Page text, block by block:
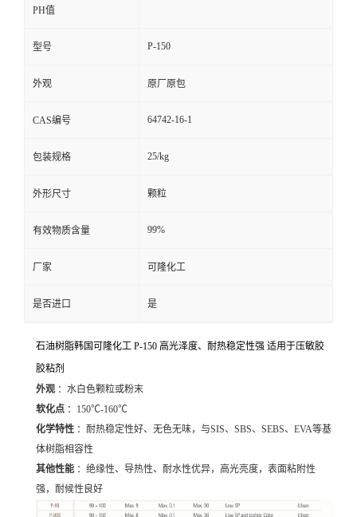
PH值
型号 P-150
外观 原厂原包
CAS编号 64742-16-1
包装规格 25/kg
外形尺寸 颗粒
有效物质含量 99%
厂家 可隆化工
是否进口 是
石油树脂韩国可隆化工 P-150 高光泽度、耐热稳定性强 适用于压敏胶
胶粘剂
外观 ：水白色颗粒或粉末
软化点 ：150℃-160℃
化学特性 ：耐热稳定性好、无色无味，与SIS、SBS、SEBS、EVA等基
体树脂相容性
其他性能 ：绝缘性、导热性、耐水性优异，高光亮度，表面粘附性
强，耐候性良好